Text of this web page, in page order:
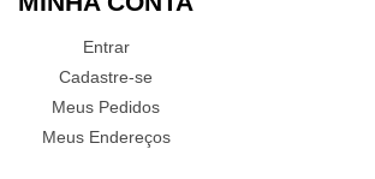
Entrar
Cadastre-se
Meus Pedidos
Meus Endereços